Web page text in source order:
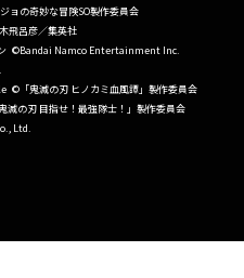
ョの奇妙な冒険SO製作委員会
飛呂彦／集英社
©Bandai Namco Entertainment Inc.
©「鬼滅の刃 ヒノカミ血風譚」製作委員会
滅の刃 目指せ！最強隊士！」製作委員会
Ltd.